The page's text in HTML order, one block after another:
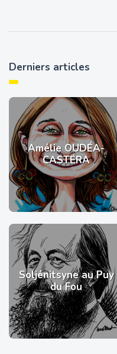
Derniers articles
Amélie OUDÉA-
CASTÉRA
Soljénitsyne au Puy
du Fou